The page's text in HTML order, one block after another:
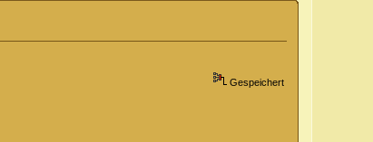
Gespeichert